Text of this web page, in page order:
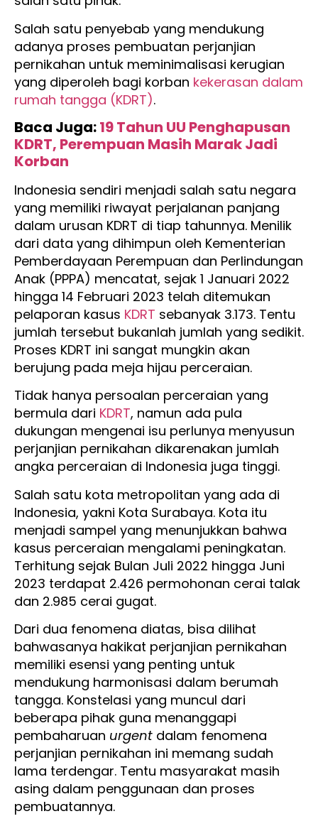
Salah satu penyebab yang mendukung
adanya proses pembuatan perjanjian
pernikahan untuk meminimalisasi kerugian
yang diperoleh bagi korban kekerasan dalam
rumah tangga (KDRT).
Baca Juga:19 Tahun UU Penghapusan
KDRT, Perempuan Masih Marak Jadi
Korban
Indonesia sendiri menjadi salah satu negara
yang memiliki riwayat perjalanan panjang
dalam urusan KDRT di tiap tahunnya. Menilik
dari data yang dihimpun oleh Kementerian
Pemberdayaan Perempuan dan Perlindungan
Anak (PPPA) mencatat, sejak 1 Januari 2022
hingga 14 Februari 2023 telah ditemukan
pelaporan kasus KDRT sebanyak 3.173. Tentu
jumlah tersebut bukanlah jumlah yang sedikit.
Proses KDRT ini sangat mungkin akan
berujung pada meja hijau perceraian.
Tidak hanya persoalan perceraian yang
bermula dari KDRT, namun ada pula
dukungan mengenai isu perlunya menyusun
perjanjian pernikahan dikarenakan jumlah
angka perceraian di Indonesia juga tinggi.
Salah satu kota metropolitan yang ada di
Indonesia, yakni Kota Surabaya. Kota itu
menjadi sampel yang menunjukkan bahwa
kasus perceraian mengalami peningkatan.
Terhitung sejak Bulan Juli 2022 hingga Juni
2023 terdapat 2.426 permohonan cerai talak
dan 2.985 cerai gugat.
Dari dua fenomena diatas, bisa dilihat
bahwasanya hakikat perjanjian pernikahan
memiliki esensi yang penting untuk
mendukung harmonisasi dalam berumah
tangga. Konstelasi yang muncul dari
beberapa pihak guna menanggapi
pembaharuan urgent dalam fenomena
perjanjian pernikahan ini memang sudah
lama terdengar. Tentu masyarakat masih
asing dalam penggunaan dan proses
pembuatannya.